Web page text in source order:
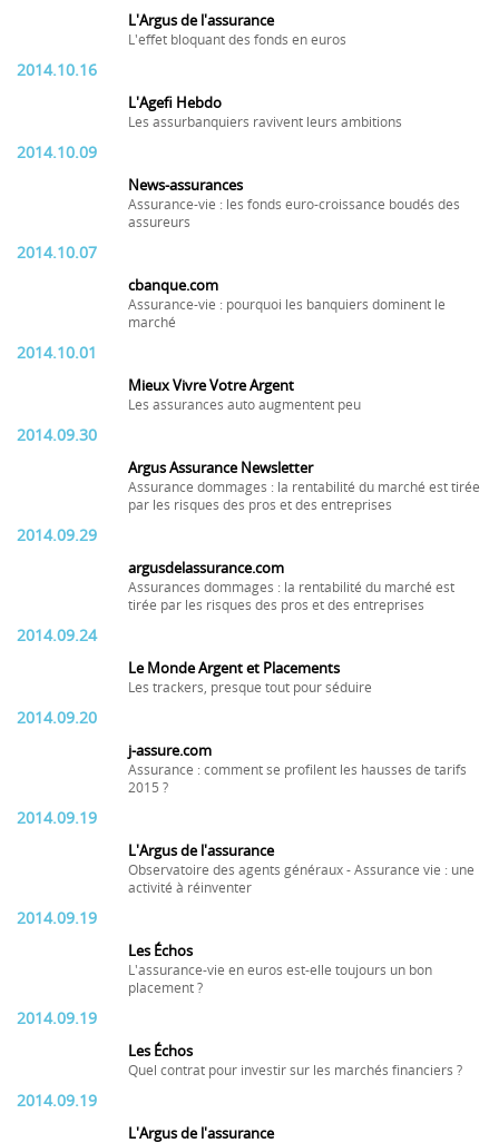
L'Argus de l'assurance
L'effet bloquant des fonds en euros
2014.10.16
L'Agefi Hebdo
Les assurbanquiers ravivent leurs ambitions
2014.10.09
News-assurances
Assurance-vie : les fonds euro-croissance boudés des
assureurs
2014.10.07
cbanque.com
Assurance-vie : pourquoi les banquiers dominent le
marché
2014.10.01
Mieux Vivre Votre Argent
Les assurances auto augmentent peu
2014.09.30
Argus Assurance Newsletter
Assurance dommages : la rentabilité du marché est tirée
par les risques des pros et des entreprises
2014.09.29
argusdelassurance.com
Assurances dommages : la rentabilité du marché est
tirée par les risques des pros et des entreprises
2014.09.24
Le Monde Argent et Placements
Les trackers, presque tout pour séduire
2014.09.20
j-assure.com
Assurance : comment se profilent les hausses de tarifs
2015 ?
2014.09.19
L'Argus de l'assurance
Observatoire des agents généraux - Assurance vie : une
activité à réinventer
2014.09.19
Les Échos
L'assurance-vie en euros est-elle toujours un bon
placement ?
2014.09.19
Les Échos
Quel contrat pour investir sur les marchés financiers ?
2014.09.19
L'Argus de l'assurance